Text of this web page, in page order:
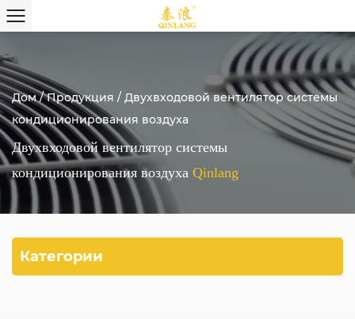
Дом/Продукция / Двухвходовой вентилятор системы
кондиционирования воздуха
Двухвходовой вентилятор системы
кондиционирования воздуха Qinlang
Категории